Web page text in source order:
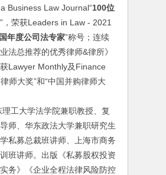
Business Law Journal“100位
”，荣获Leaders in Law - 2021
年度公司法专家”称号；连续
法总推荐的优秀律师&律所》
Lawyer Monthly及Finance
师大奖”和“中国并购律师大
大学法学院兼职教授、复
师、华东政法大学兼职研究生
私募总裁班讲师、上海市商务
班讲师。出版《私募股权投资
务》《企业全程法律风险防控